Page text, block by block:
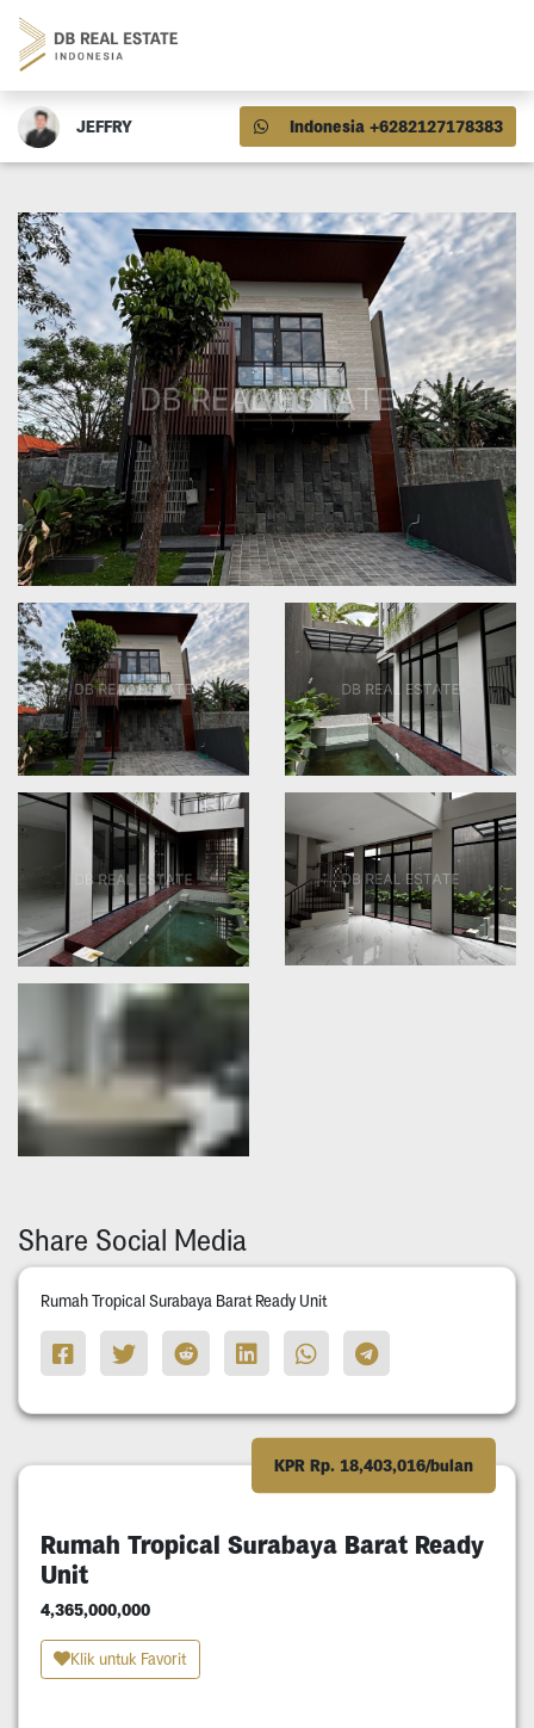
JEFFRY Indonesia +6282127178383
Share Social Media
Rumah Tropical Surabaya Barat Ready Unit
KPR Rp. 18,403,016/bulan
Rumah Tropical Surabaya Barat Ready
Unit
4,365,000,000
Klik untuk Favorit